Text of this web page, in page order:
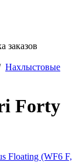
заказов
Нахлыстовые
Forty